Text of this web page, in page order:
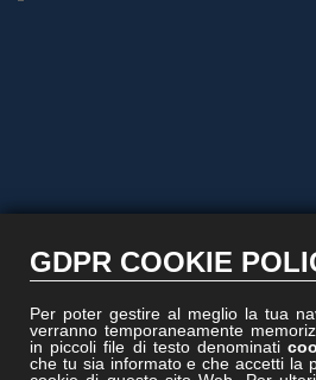
GDPR COOKIE
Per poter gestire al meglio la tua
verranno temporaneamente
in piccoli file di testo denominati
che tu sia informato e che accetti la